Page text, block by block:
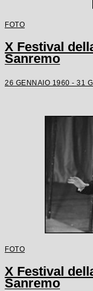
FOTO
X Festival
Sanremo
26 GENNAIO 1960 - 31
FOTO
X Festival
Sanremo